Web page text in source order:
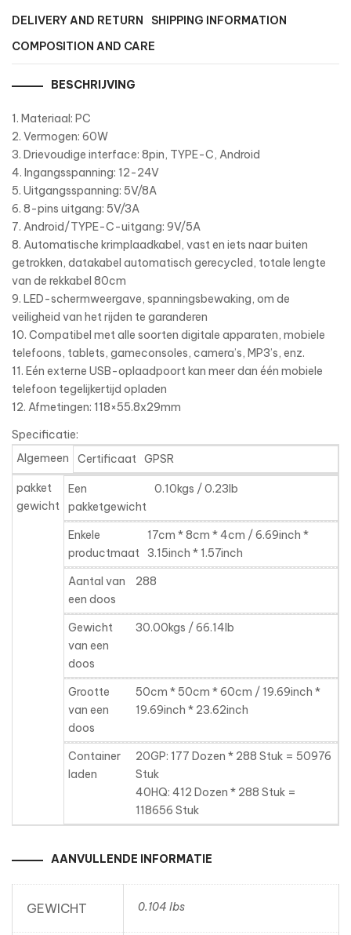
DELIVERY AND RETURN
SHIPPING INFORMATION
COMPOSITION AND CARE
BESCHRIJVING
1. Materiaal: PC
2. Vermogen: 60W
3. Drievoudige interface: 8pin, TYPE-C, Android
4. Ingangsspanning: 12-24V
5. Uitgangsspanning: 5V/8A
6. 8-pins uitgang: 5V/3A
7. Android/TYPE-C-uitgang: 9V/5A
8. Automatische krimplaadkabel, vast en iets naar buiten
getrokken, datakabel automatisch gerecycled, totale lengte
van de rekkabel 80cm
9. LED-schermweergave, spanningsbewaking, om de
veiligheid van het rijden te garanderen
10. Compatibel met alle soorten digitale apparaten, mobiele
telefoons, tablets, gameconsoles, camera’s, MP3’s, enz.
11. Eén externe USB-oplaadpoort kan meer dan één mobiele
telefoon tegelijkertijd opladen
12. Afmetingen: 118×55.8x29mm
Specificatie:
Algemeen
Certificaat GPSR
pakket
gewicht
Een
pakketgewicht
0.10kgs / 0.23lb
Enkele
productmaat
17cm * 8cm * 4cm / 6.69inch *
3.15inch * 1.57inch
Aantal van
een doos
288
Gewicht
van een
doos
30.00kgs / 66.14lb
Grootte
van een
doos
50cm * 50cm * 60cm / 19.69inch *
19.69inch * 23.62inch
Container
laden
20GP: 177 Dozen * 288 Stuk = 50976
Stuk
40HQ: 412 Dozen * 288 Stuk =
118656 Stuk
AANVULLENDE INFORMATIE
GEWICHT 0.104 lbs